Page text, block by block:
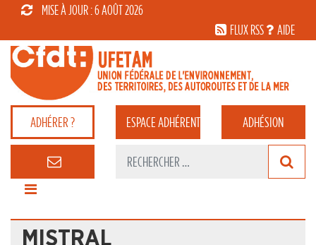
MISE À JOUR : 6 AOÛT 2026
FLUX RSS
AIDE
ADHÉRER ? ESPACEADHÉRENT ADHÉSION
MISTRAL